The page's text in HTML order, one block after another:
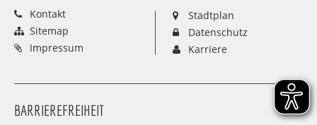
Kontakt
Sitemap
Impressum
Stadtplan
Datenschutz
Karriere
BARRIEREFREIHEIT